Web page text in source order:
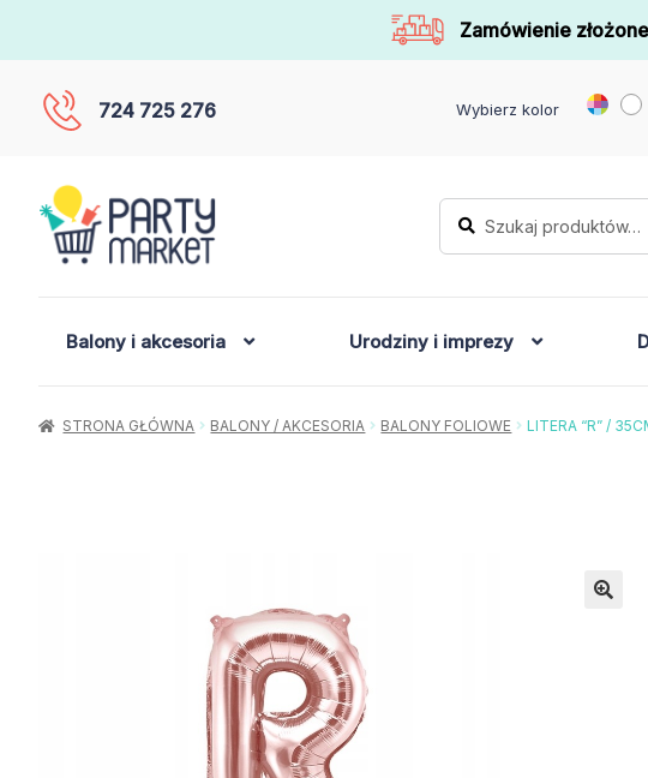
Zamówienie
724 725 276 Wybierz kolor
Szukaj:
Szukaj
Balony i akcesoria Urodziny i imprezy
STRONA GŁÓWNA BALONY / AKCESORIA BALONY FOLIOWE LITERA “R” /